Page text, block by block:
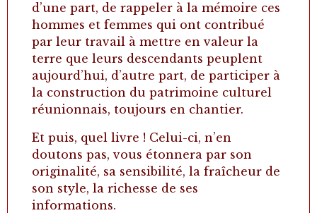
d’une part, de rappeler à la mémoire ces
hommes et femmes qui ont contribué
par leur travail à mettre en valeur la
terre que leurs descendants peuplent
aujourd’hui, d’autre part, de participer à
la construction du patrimoine culturel
réunionnais, toujours en chantier.
Et puis, quel livre ! Celui-ci, n’en
doutons pas, vous étonnera par son
originalité, sa sensibilité, la fraîcheur de
son style, la richesse de ses
informations.